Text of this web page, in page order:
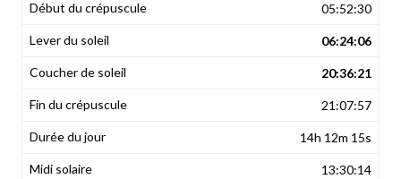
05:52:30
06:24:06
20:36:21
21:07:57
14h 12m 15s
13:30:14